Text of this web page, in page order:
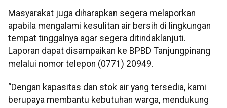
Masyarakat juga diharapkan segera melaporkan
apabila mengalami kesulitan air bersih di lingkungan
tempat tinggalnya agar segera ditindaklanjuti.
Laporan dapat disampaikan ke BPBD Tanjungpinang
melalui nomor telepon (0771) 20949.
“Dengan kapasitas dan stok air yang tersedia, kami
berupaya membantu kebutuhan warga, mendukung